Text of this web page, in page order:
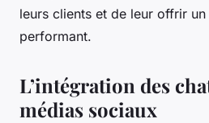
leurs clients et de leur offrir
performant.
L’intégration des
médias sociaux